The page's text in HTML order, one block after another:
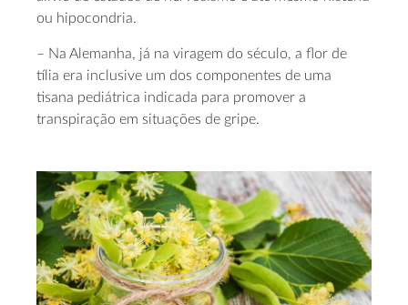
ou hipocondria.
– Na Alemanha, já na viragem do século, a flor de
tília era inclusive um dos componentes de uma
tisana pediátrica indicada para promover a
transpiração em situações de gripe.